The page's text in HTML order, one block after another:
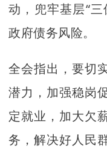
动，兜牢基层“
政府债务风险。
全会指出，要切
潜力，加强稳岗
定就业，加大欠
务，解决好人民